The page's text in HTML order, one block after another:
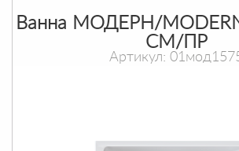
Ванна МОДЕРН/
СМ/ПР
Артикул: